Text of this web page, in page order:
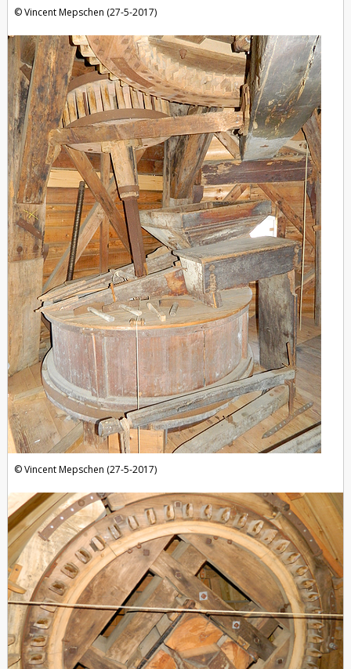
Vincent Mepschen (27-5-2017)
Vincent Mepschen (27-5-2017)